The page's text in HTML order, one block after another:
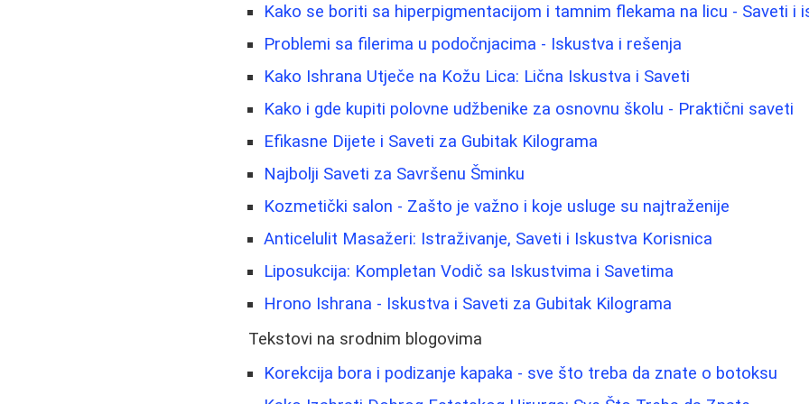
Kako se boriti sa hiperpigmentacijom i tamnim flekama na licu - Saveti i
Problemi sa filerima u podočnjacima - Iskustva i rešenja
Kako Ishrana Utječe na Kožu Lica: Lična Iskustva i Saveti
Kako i gde kupiti polovne udžbenike za osnovnu školu - Praktični saveti
Efikasne Dijete i Saveti za Gubitak Kilograma
Najbolji Saveti za Savršenu Šminku
Kozmetički salon - Zašto je važno i koje usluge su najtraženije
Anticelulit Masažeri: Istraživanje, Saveti i Iskustva Korisnica
Liposukcija: Kompletan Vodič sa Iskustvima i Savetima
Hrono Ishrana - Iskustva i Saveti za Gubitak Kilograma
Tekstovi na srodnim blogovima
Korekcija bora i podizanje kapaka - sve što treba da znate o botoksu